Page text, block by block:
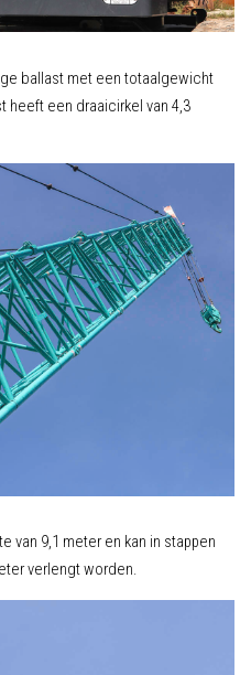
ballast met een totaalgewicht
heeft een draaicirkel van 4,3
van 9,1 meter en kan in stappen
verlengt worden.